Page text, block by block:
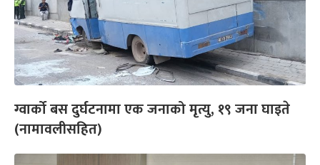
ग्वार्को बस दुर्घटनामा एक जनाको मृत्यु, १९ जना घाइते
(नामावलीसहित)